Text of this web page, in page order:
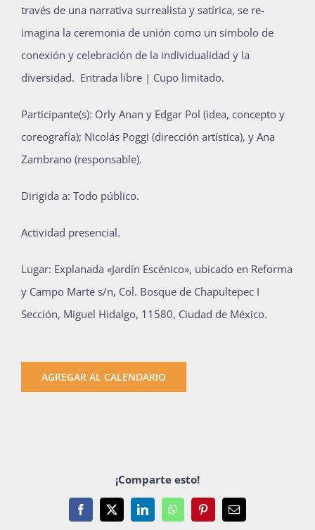
través de una narrativa surrealista y satírica, se re-
imagina la ceremonia de unión como un símbolo de
conexión y celebración de la individualidad y la
diversidad. Entrada libre | Cupo limitado.
Participante(s): Orly Anan y Edgar Pol (idea, concepto y
coreografía); Nicolás Poggi (dirección artística), y Ana
Zambrano (responsable).
Dirigida a: Todo público.
Actividad presencial.
Lugar: Explanada «Jardín Escénico», ubicado en Reforma
y Campo Marte s/n, Col. Bosque de Chapultepec I
Sección, Miguel Hidalgo, 11580, Ciudad de México.
AGREGAR AL CALENDARIO
¡Comparte esto!
Facebook
X LinkedInWhatsAppPinterestEmail